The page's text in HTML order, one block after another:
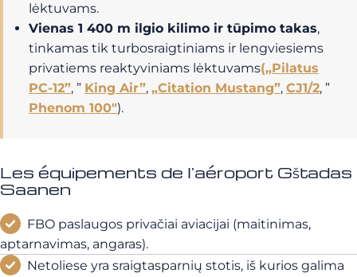
lėktuvams.
Vienas 1 400 m ilgio kilimo ir tūpimo takas,
tinkamas tik turbosraigtiniams ir lengviesiems
privatiems reaktyviniams lėktuvams(„Pilatus
PC-12”, ” King Air”, „Citation Mustang”, CJ1/2, ”
Phenom 100″).
Les équipements de l'aéroport Gštadas
Saanen
FBO paslaugos privačiai aviacijai (maitinimas,
aptarnavimas, angaras).
Netoliese yra sraigtasparnių stotis, iš kurios galima